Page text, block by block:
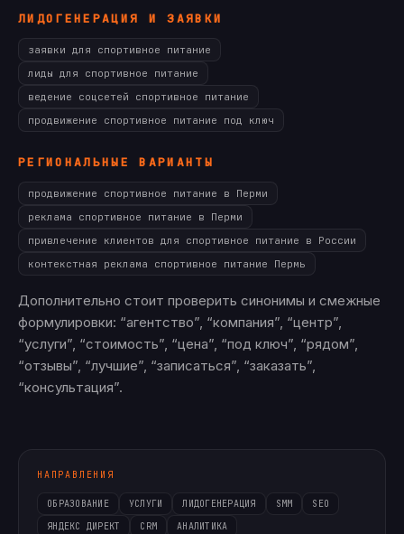
ЛИДОГЕНЕРАЦИЯ И ЗАЯВКИ
заявки для спортивное питание
лиды для спортивное питание
ведение соцсетей спортивное питание
продвижение спортивное питание под ключ
РЕГИОНАЛЬНЫЕ ВАРИАНТЫ
продвижение спортивное питание в Перми
реклама спортивное питание в Перми
привлечение клиентов для спортивное питание в России
контекстная реклама спортивное питание Пермь
Дополнительно стоит проверить синонимы и смежные
формулировки: “агентство”, “компания”, “центр”,
“услуги”, “стоимость”, “цена”, “под ключ”, “рядом”,
“отзывы”, “лучшие”, “записаться”, “заказать”,
“консультация”.
НАПРАВЛЕНИЯ
ОБРАЗОВАНИЕ УСЛУГИ ЛИДОГЕНЕРАЦИЯ SMM
SEO
ЯНДЕКС ДИРЕКТ
CRM АНАЛИТИКА